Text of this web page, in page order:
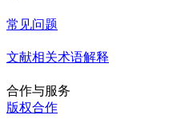
常见问题
文献相关术语解释
合作与服务
版权合作